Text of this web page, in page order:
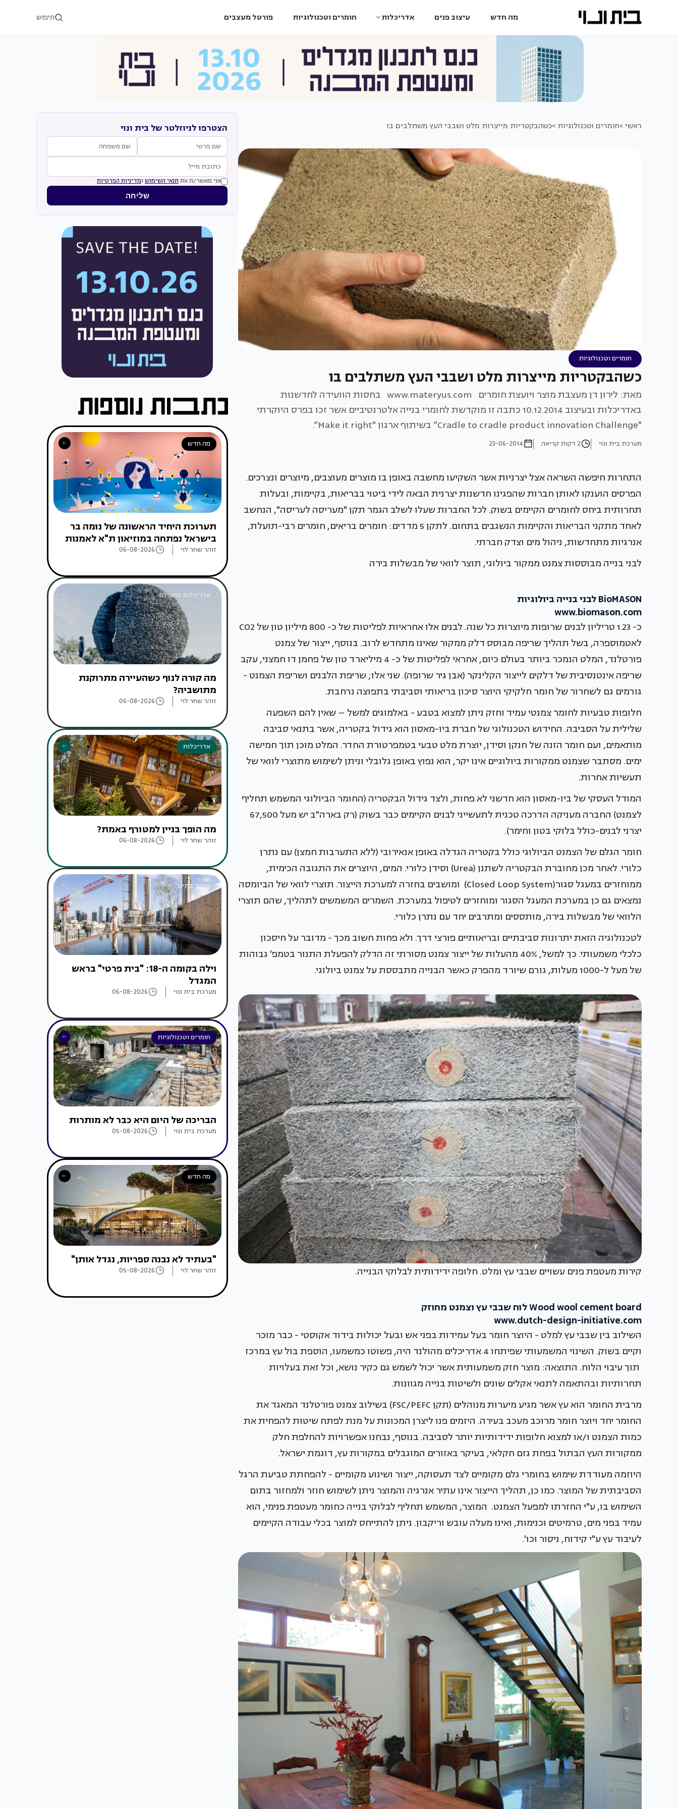
מה חדש עיצוב פנים אדריכלות חומרים וטכנולוגיות פורטל מעצבים חיפוש
ראשי >חומרים וטכנולוגיות >כשהבקטריות מייצרות מלט ושבבי העץ משתלבים בו
חומרים וטכנולוגיות
כשהבקטריות מייצרות מלט ושבבי העץ משתלבים בו
מאת: לירון דן מעצבת מוצר ויועצת חומרים www.materyus.com בחסות הוועידה לחדשנות
באדריכלות ובעיצוב 10.12.2014 כתבה זו מוקדשת לחומרי בנייה אלטרנטיביים אשר זכו בפרס היוקרתי
"Cradle to cradle product innovation Challenge” בשיתוף ארגון "Make it right”.
מערכת בית ונוי 2 דקות קריאה 23-06-2014
התחרות חיפשה השראה אצל יצרניות אשר השקיעו מחשבה באופן בו מוצרים מעוצבים, מיוצרים ונצרכים.
הפרסים הוענקו לאותן חברות שהפגינו חדשנות יצרנית הבאה לידי ביטוי בבריאות, בקיימות, ובעלות
תחרותית ביחס לחומרים הקיימים בשוק. לכל החברות שעלו לשלב הגמר תקן "מעריסה לעריסה", הנחשב
לאחד מתקני הבריאות והקיימות הנשגבים בתחום. לתקן 5 מדדים: חומרים בריאים, חומרים רבי-תועלת,
אנרגיות מתחדשות, ניהול מים וצדק חברתי.
לבני בנייה מבוססות צמנט ממקור ביולוגי, תוצר לוואי של מבשלות בירה
BioMASON לבני בנייה ביולוגיות
www.biomason.com
כ- 1.23 טריליון לבנים שרופות מיוצרות כל שנה. לבנים אלו אחראיות לפליטות של כ- 800 מיליון טון של CO2
לאטמוספרה, בשל תהליך שריפה מבוסס דלק ממקור שאינו מתחדש לרוב. בנוסף, ייצור של צמנט
פורטלנד, המלט הנמכר ביותר בעולם כיום, אחראי לפליטות של כ- 4 מיליארד טון של פחמן דו חמצני, עקב
שריפה אינטנסיבית של דלקים לייצור הקלינקר (אבן גיר שרופה). שני אלו; שריפת הלבנים ושריפת הצמנט -
גורמים גם לשחרור של חומר חלקיקי היוצר סיכון בריאותי וסביבתי בתפוצה נרחבת.
חלופות טבעיות לחומר צמנטי עמיד וחזק ניתן למצוא בטבע - באלמוגים למשל – שאין להם השפעה
שלילית על הסביבה. החידוש הטכנולוגי של חברת ביו-מאסון הוא גידול בקטריה, אשר בתנאי סביבה
מותאמים, ועם חומר הזנה של חנקן וסידן, יוצרת מלט טבעי בטמפרטורת החדר. המלט מוכן תוך חמישה
ימים. מסתבר שצמנט ממקורות ביולוגיים אינו יקר, הוא נפוץ באופן גלובלי וניתן לשימוש מתוצרי לוואי של
תעשיות אחרות.
המודל העסקי של ביו-מאסון הוא חדשני לא פחות, ולצד גידול הבקטריה (החומר הביולוגי המשמש תחליף
לצמנט) החברה מעניקה הדרכה טכנית לתעשייני לבנים הקיימים כבר בשוק (רק בארה"ב יש מעל 67,500
יצרני לבנים-כולל בלוקי בטון וחימר).
חומר הגלם של הצמנט הביולוגי כולל בקטריה הגדלה באופן אנאירובי (ללא התערבות חמצן) עם נתרן
כלורי. לאחר מכן מחוברת הבקטריה לשתנן (Urea) וסידן כלורי. המים, היוצרים את התגובה הכימית,
ממוחזרים במעגל סגור(Closed Loop System) ומושבים בחזרה למערכת הייצור. תוצרי לוואי של הביומסה
נמצאים גם כן במערכת המעגל הסגור ומוחזרים לטיפול במערכת. השמרים המשמשים לתהליך, שהם תוצרי
הלוואי של מבשלות בירה, מותססים ומתרבים יחד עם נתרן כלורי.
לטכנולוגיה הזאת יתרונות סביבתיים ובריאותיים פורצי דרך. ולא פחות חשוב מכך - מדובר על חיסכון
כלכלי משמעותי. כך למשל, 40% מהעלות של ייצור צמנט מסורתי זה הדלק להפעלת התנור בטמפ' גבוהות
של מעל ל-1000 מעלות, גורם שיורד מהפרק כאשר הבנייה מתבססת על צמנט ביולוגי.
קירות מעטפת פנים עשויים שבבי עץ ומלט. חלופה ידידותית לבלוקי הבנייה.
Wood wool cement board לוח שבבי עץ וצמנט מחוזק
www.dutch-design-initiative.com
השילוב בין שבבי עץ למלט - היוצר חומר בעל עמידות בפני אש ובעל יכולות בידוד אקוסטי - כבר מוכר
וקיים בשוק. השינוי המשמעותי שפיתחו 4 אדריכלים מהולנד היה, פשוטו כמשמעו, הוספת בול עץ במרכז
תוך עיבוי הלוח. התוצאה: מוצר חזק משמעותית אשר יכול לשמש גם כקיר נושא, וכל זאת בעלויות
תחרותיות ובהתאמה לתנאי אקלים שונים ולשיטות בנייה מגוונות.
מרבית החומר הוא עץ אשר מגיע מיערות מנוהלים (תקן FSC/PEFC) בשילוב צמנט פורטלנד המאגד את
החומר יחד ויוצר חומר מרוכב מעכב בעירה. היזמים פנו ליצרן המכונות על מנת לפתח שיטות להפחית את
כמות הצמנט ו/או למצוא חלופות ידידותיות יותר לסביבה. בנוסף, נבחנו אפשרויות להחלפת חלק
ממקורות העץ הבתול בפחת גזם חקלאי, בעיקר באזורים המוגבלים במקורות עץ, דוגמת ישראל.
היוזמה מעודדת שימוש בחומרי גלם מקומיים לצד תעסוקה, ייצור ושינוע מקומיים - להפחתת טביעת הרגל
הסביבתית של המוצר. כמו כן, תהליך הייצור אינו עתיר אנרגיה והמוצר ניתן לשימוש חוזר ולמחזור בתום
השימוש בו, ע"י החזרתו למפעל הצמנט. המוצר, המשמש תחליף לבלוקי בנייה כחומר מעטפת פנימי, הוא
עמיד בפני מים, טרמיטים וכנימות, ואינו מעלה עובש וריקבון. ניתן להתייחס למוצר בכלי עבודה הקיימים
לעיבוד עץ ע"י קידוח, ניסור וכו'.
הצטרפו לניוזלטר של בית ונוי
אני מאשר/ת את תנאי השימוש ומדיניות הפרטיות
שליחה
מה חדש
תערוכת היחיד הראשונה של נומה בר
בישראל נפתחה במוזיאון ת"א לאמנות
זוהר שחר לוי 06-08-2026
אדריכלות מהעולם
מה קורה לנוף כשהעיירה מתרוקנת
מתושביה?
זוהר שחר לוי 06-08-2026
אדריכלות
מה הופך בניין למטורף באמת?
זוהר שחר לוי 06-08-2026
עיצוב בתים
וילה בקומה ה-18: "בית פרטי" בראש
המגדל
מערכת בית ונוי 06-08-2026
חומרים וטכנולוגיות
הבריכה של היום היא כבר לא מותרות
מערכת בית ונוי 05-08-2026
מה חדש
"בעתיד לא נבנה ספריות, נגדל אותן"
זוהר שחר לוי 05-08-2026